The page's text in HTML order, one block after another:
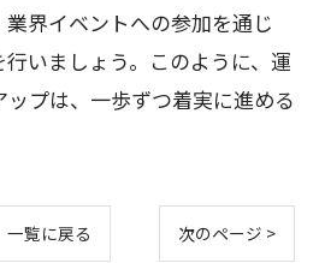
界イベントへの参加を通じ
いましょう。このように、運
プは、一歩ずつ着実に進める
一覧に戻る 次のページ >